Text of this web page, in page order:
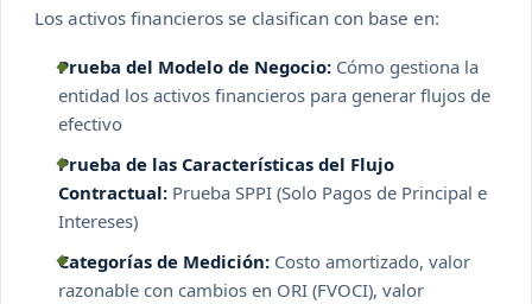
Los activos financieros se clasifican con base en:
Prueba del Modelo de Negocio: Cómo gestiona la
entidad los activos financieros para generar flujos de
efectivo
Prueba de las Características del Flujo
Contractual: Prueba SPPI (Solo Pagos de Principal e
Intereses)
Categorías de Medición: Costo amortizado, valor
razonable con cambios en ORI (FVOCI), valor